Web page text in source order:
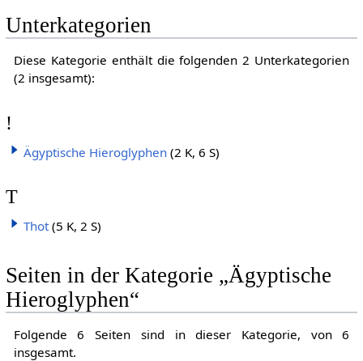
Unterkategorien
Diese Kategorie enthält die folgenden 2 Unterkategorien
(2 insgesamt):
!
Ägyptische Hieroglyphen (2 K, 6 S)
T
Thot (5 K, 2 S)
Seiten in der Kategorie „Ägyptische
Hieroglyphen“
Folgende 6 Seiten sind in dieser Kategorie, von 6
insgesamt.